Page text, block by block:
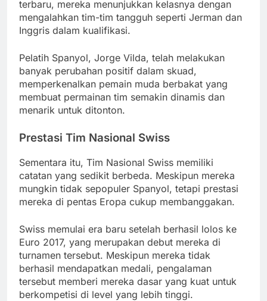
terbaru, mereka menunjukkan kelasnya dengan
mengalahkan tim-tim tangguh seperti Jerman dan
Inggris dalam kualifikasi.
Pelatih Spanyol, Jorge Vilda, telah melakukan
banyak perubahan positif dalam skuad,
memperkenalkan pemain muda berbakat yang
membuat permainan tim semakin dinamis dan
menarik untuk ditonton.
Prestasi Tim Nasional Swiss
Sementara itu, Tim Nasional Swiss memiliki
catatan yang sedikit berbeda. Meskipun mereka
mungkin tidak sepopuler Spanyol, tetapi prestasi
mereka di pentas Eropa cukup membanggakan.
Swiss memulai era baru setelah berhasil lolos ke
Euro 2017, yang merupakan debut mereka di
turnamen tersebut. Meskipun mereka tidak
berhasil mendapatkan medali, pengalaman
tersebut memberi mereka dasar yang kuat untuk
berkompetisi di level yang lebih tinggi.